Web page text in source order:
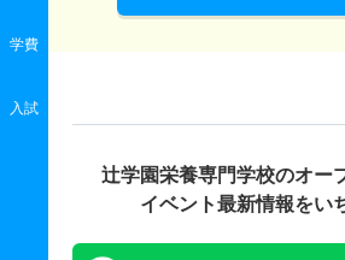
学費
入試
辻学園栄養専門学校のオー
イベント最新情報をい